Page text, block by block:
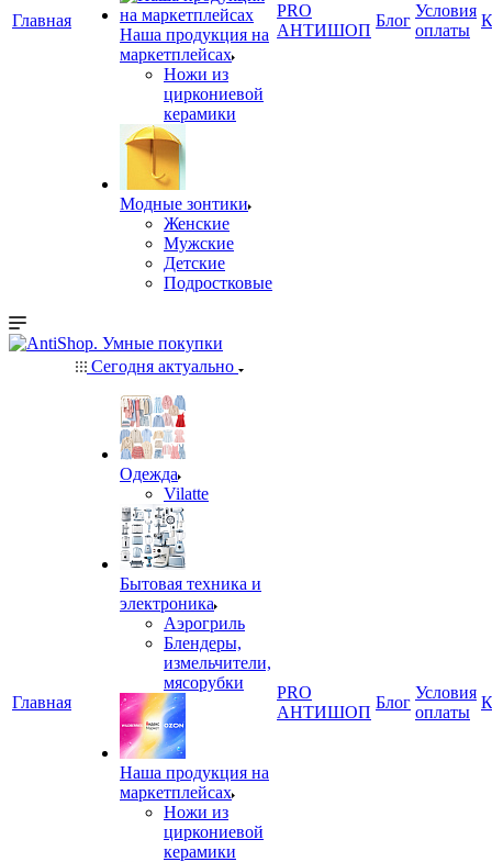
Главная
Наша продукция на
маркетплейсах
Ножи из
циркониевой
керамики
Модные зонтики
Женские
Мужские
Детские
Подростковые
PRO
АНТИШОП
Блог
Условия
оплаты
Главная
Сегодня актуально
Одежда
Vilatte
Бытовая техника и
электроника
Аэрогриль
Блендеры,
измельчители,
мясорубки
Наша продукция на
маркетплейсах
Ножи из
циркониевой
керамики
PRO
АНТИШОП
Блог
Условия
оплаты